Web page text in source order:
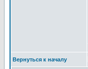
Вернуться к началу